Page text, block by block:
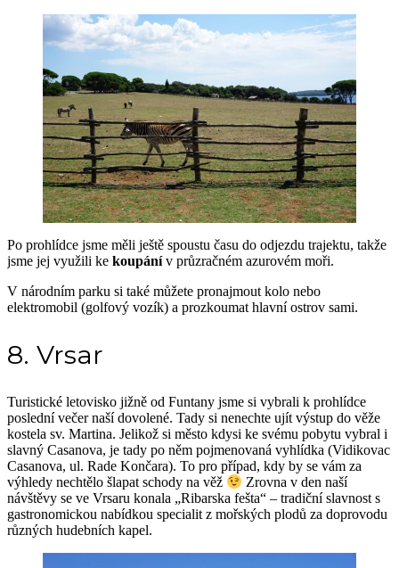
Po prohlídce jsme měli ještě spoustu času do odjezdu trajektu, takže
jsme jej využili ke koupánív průzračném azurovém moři.
V národním parku si také můžete pronajmout kolo nebo
elektromobil (golfový vozík) a prozkoumat hlavní ostrov sami.
8. Vrsar
Turistické letovisko jižně od Funtany jsme si vybrali k prohlídce
poslední večer naší dovolené. Tady si nenechte ujít výstup do věže
kostela sv. Martina. Jelikož si město kdysi ke svému pobytu vybral i
slavný Casanova, je tady po něm pojmenovaná vyhlídka (Vidikovac
Casanova, ul. Rade Končara). To pro případ, kdy by se vám za
výhledy nechtělo šlapat schody na věž
Zrovna v den naší
návštěvy se ve Vrsaru konala „Ribarska fešta“ – tradiční slavnost s
gastronomickou nabídkou specialit z mořských plodů za doprovodu
různých hudebních kapel.